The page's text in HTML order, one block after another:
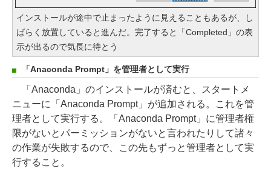
インストールが途中で止まったように見えることもあるが、し
ばらく放置していると進んだ。完了すると「Completed」の表
示が出るので気長に待とう
「Anaconda Prompt」を管理者として実行
「Anaconda」のインストールが済むと、スタートメ
ニューに「Anaconda Prompt」が追加される。これを管
理者として実行する。「Anaconda Prompt」に管理者権
限がないとパーミッションがないと言われたりして諸々
の作業が失敗するので、この先もずっと管理者として実
行すること。